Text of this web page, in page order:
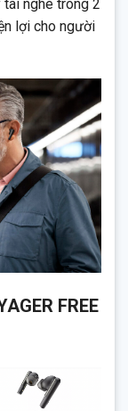
nghe trong 2
lợi cho người
FREE